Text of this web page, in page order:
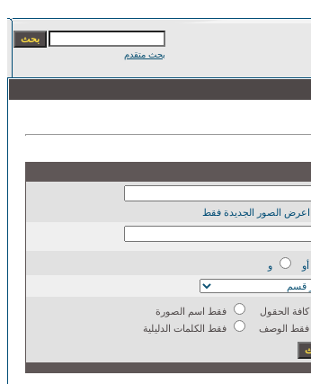
بحث متقدم
اعرض الصور الجديدة فقط
أو
و
كافة الحقول
فقط اسم الصورة
فقط الوصف
فقط الكلمات الدليلية